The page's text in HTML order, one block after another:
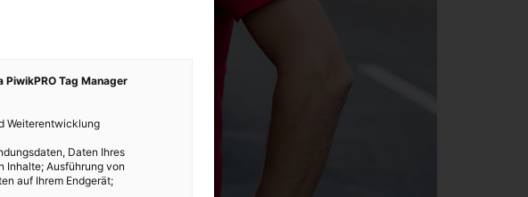
Tag Manager
Weiterentwicklung
Daten Ihres
Inhalte; Ausführung von
auf Ihrem Endgerät;